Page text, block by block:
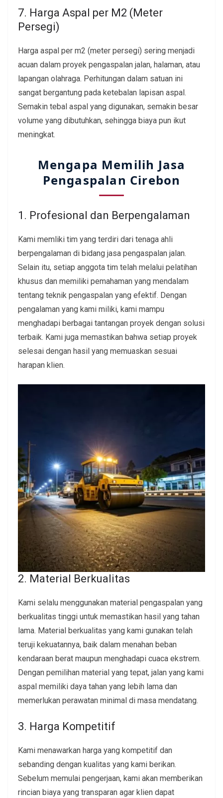
7. Harga Aspal per M2 (Meter
Persegi)
Harga aspal per m2 (meter persegi) sering menjadi
acuan dalam proyek pengaspalan jalan, halaman, atau
lapangan olahraga. Perhitungan dalam satuan ini
sangat bergantung pada ketebalan lapisan aspal.
Semakin tebal aspal yang digunakan, semakin besar
volume yang dibutuhkan, sehingga biaya pun ikut
meningkat.
Mengapa Memilih Jasa
Pengaspalan Cirebon
1. Profesional dan Berpengalaman
Kami memliki tim yang terdiri dari tenaga ahli
berpengalaman di bidang jasa pengaspalan jalan.
Selain itu, setiap anggota tim telah melalui pelatihan
khusus dan memiliki pemahaman yang mendalam
tentang teknik pengaspalan yang efektif. Dengan
pengalaman yang kami miliki, kami mampu
menghadapi berbagai tantangan proyek dengan solusi
terbaik. Kami juga memastikan bahwa setiap proyek
selesai dengan hasil yang memuaskan sesuai
harapan klien.
2. Material Berkualitas
Kami selalu menggunakan material pengaspalan yang
berkualitas tinggi untuk memastikan hasil yang tahan
lama. Material berkualitas yang kami gunakan telah
teruji kekuatannya, baik dalam menahan beban
kendaraan berat maupun menghadapi cuaca ekstrem.
Dengan pemilihan material yang tepat, jalan yang kami
aspal memiliki daya tahan yang lebih lama dan
memerlukan perawatan minimal di masa mendatang.
3. Harga Kompetitif
Kami menawarkan harga yang kompetitif dan
sebanding dengan kualitas yang kami berikan.
Sebelum memulai pengerjaan, kami akan memberikan
rincian biaya yang transparan agar klien dapat